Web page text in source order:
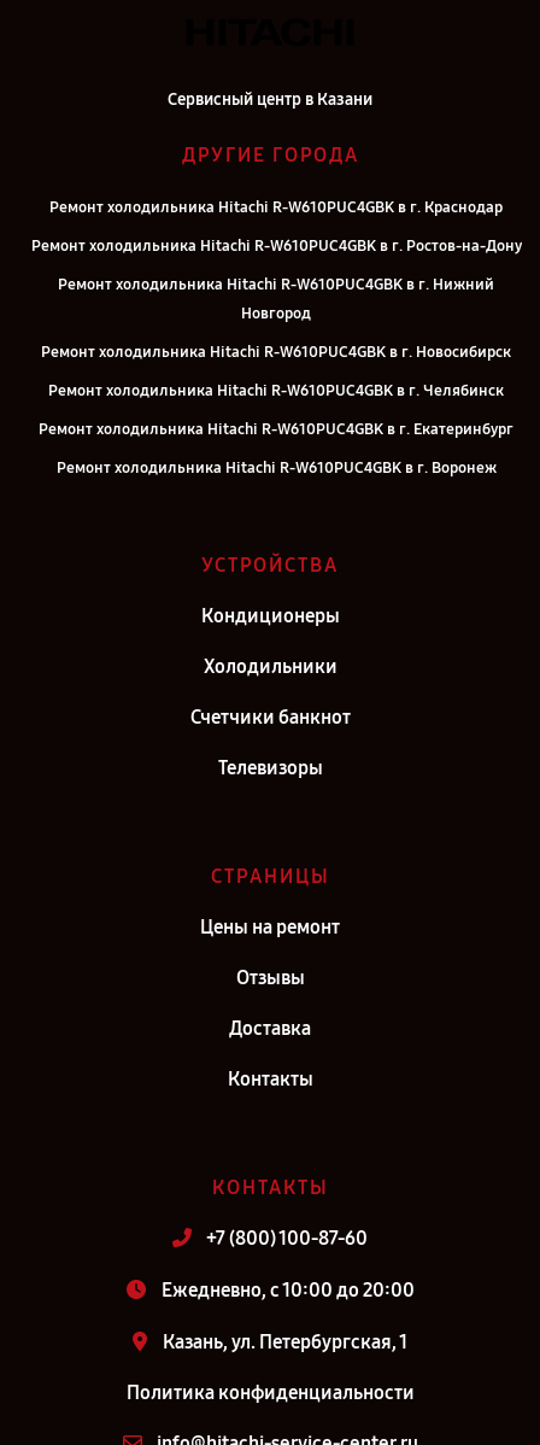
Сервисный центр в Казани
ДРУГИЕ ГОРОДА
Ремонт холодильника Hitachi R-W610PUC4GBK в г. Краснодар
Ремонт холодильника Hitachi R-W610PUC4GBK в г. Ростов-на-Дону
Ремонт холодильника Hitachi R-W610PUC4GBK в г. Нижний
Новгород
Ремонт холодильника Hitachi R-W610PUC4GBK в г. Новосибирск
Ремонт холодильника Hitachi R-W610PUC4GBK в г. Челябинск
Ремонт холодильника Hitachi R-W610PUC4GBK в г. Екатеринбург
Ремонт холодильника Hitachi R-W610PUC4GBK в г. Воронеж
Ремонт холодильника Hitachi R-W610PUC4GBK в г. Москва
Ремонт холодильника Hitachi R-W610PUC4GBK в г. Санкт-
УСТРОЙСТВА
Кондиционеры
Холодильники
Счетчики банкнот
Телевизоры
СТРАНИЦЫ
Цены на ремонт
Отзывы
Доставка
Контакты
КОНТАКТЫ
+7 (800) 100-87-60
Ежедневно, с 10:00 до 20:00
Казань, ул. Петербургская, 1
Политика конфиденциальности